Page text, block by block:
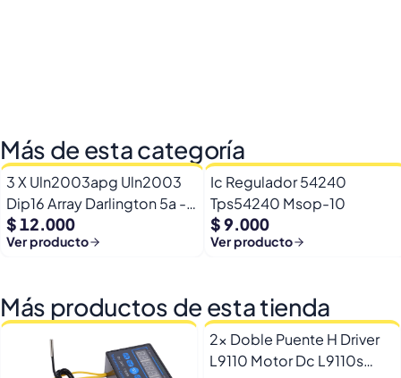
Más de esta categoría
3 X Uln2003apg Uln2003
Dip16 Array Darlington 5a -
50v
$ 12.000
Ver producto
Ic Regulador 54240
Tps54240 Msop-10
$ 9.000
Ver producto
Más productos de esta tienda
2x Doble Puente H Driver
L9110 Motor Dc L9110s